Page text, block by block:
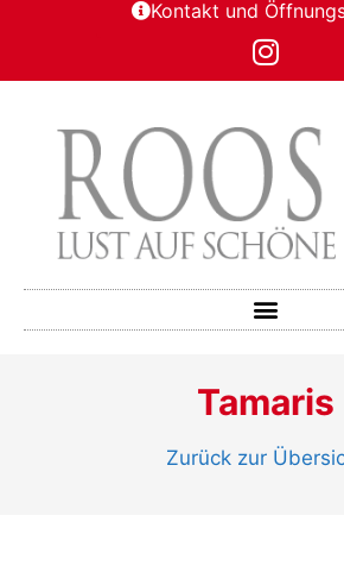
Kontakt und
Tamaris
Zurück zur